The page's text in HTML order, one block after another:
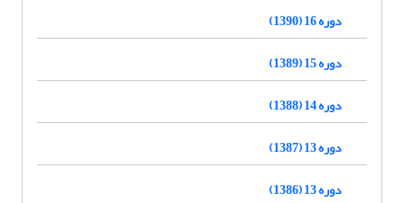
دوره 16 (1390)
دوره 15 (1389)
دوره 14 (1388)
دوره 13 (1387)
دوره 13 (1386)